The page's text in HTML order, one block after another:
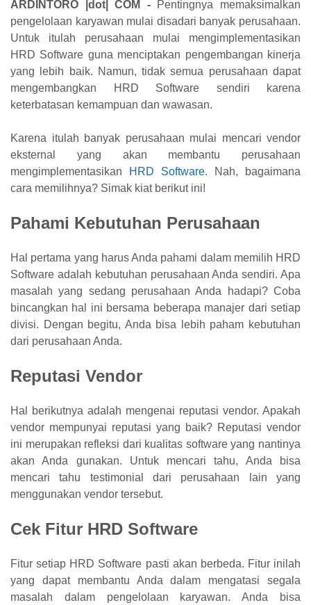
ARDINTORO |dot| COM -
Pentingnya memaksimalkan
pengelolaan karyawan mulai disadari banyak perusahaan.
Untuk itulah perusahaan mulai mengimplementasikan
HRD Software guna menciptakan pengembangan kinerja
yang lebih baik. Namun, tidak semua perusahaan dapat
mengembangkan HRD Software sendiri karena
keterbatasan kemampuan dan wawasan.
Karena itulah banyak perusahaan mulai mencari vendor
eksternal yang akan membantu perusahaan
mengimplementasikan
HRD Software. Nah, bagaimana
cara memilihnya? Simak kiat berikut ini!
Pahami Kebutuhan Perusahaan
Hal pertama yang harus Anda pahami dalam memilih HRD
Software adalah kebutuhan perusahaan Anda sendiri. Apa
masalah yang sedang perusahaan Anda hadapi? Coba
bincangkan hal ini bersama beberapa manajer dari setiap
divisi. Dengan begitu, Anda bisa lebih paham kebutuhan
dari perusahaan Anda.
Reputasi Vendor
Hal berikutnya adalah mengenai reputasi vendor. Apakah
vendor mempunyai reputasi yang baik? Reputasi vendor
ini merupakan refleksi dari kualitas software yang nantinya
akan Anda gunakan. Untuk mencari tahu, Anda bisa
mencari tahu testimonial dari perusahaan lain yang
menggunakan vendor tersebut.
Cek Fitur HRD Software
Fitur setiap HRD Software pasti akan berbeda. Fitur inilah
yang dapat membantu Anda dalam mengatasi segala
masalah dalam pengelolaan karyawan. Anda bisa